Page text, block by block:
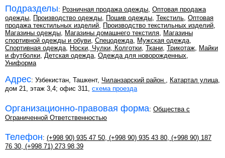
Подразделы: Розничная продажа одежды, Оптовая продажа
одежды, Производство одежды, Пошив одежды, Текстиль, Оптовая
продажа текстильных изделий, Производство текстильных изделий,
Магазины одежды, Магазины домашнего текстиля, Магазины
спортивной одежды и обуви, Спецодежда, Мужская одежда,
Спортивная одежда, Носки, Чулки, Колготки, Ткани, Трикотаж, Майки
и футболки, Детская одежда, Одежда для новорожденных,
Униформа
Адрес: Узбекистан, Ташкент, Чиланзарский район , Катартал улица,
дом 21, этаж 3,4; офис 311, схема проезда
Организационно-правовая форма: Общества с
Ограниченной Ответственностью
Телефон: (+998 90) 935 47 50, (+998 90) 935 43 80, (+998 90) 187
76 30, (+998 71) 273 98 39